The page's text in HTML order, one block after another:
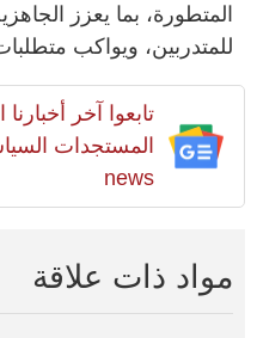
المتطورة، بما يعزز
للمتدربين، ويواكب
تابعوا آخر
news
مواد ذات علاقة